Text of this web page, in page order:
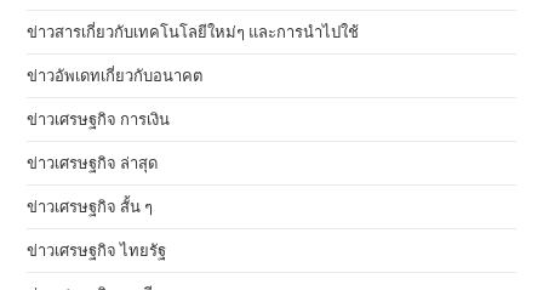
ข่าวสารเกี่ยวกับเทคโนโลยีใหม่ๆ และการนำไปใช้
ข่าวอัพเดทเกี่ยวกับอนาคต
ข่าวเศรษฐกิจ การเงิน
ข่าวเศรษฐกิจ ล่าสุด
ข่าวเศรษฐกิจ สั้น ๆ
ข่าวเศรษฐกิจ ไทยรัฐ